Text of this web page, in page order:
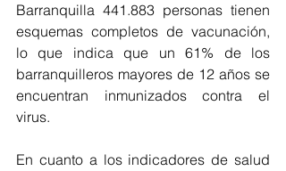
Barranquilla 441.883 personas tienen
esquemas completos de vacunación,
lo que indica que un 61% de los
barranquilleros mayores de 12 años se
encuentran inmunizados contra el
virus.
En cuanto a los indicadores de salud